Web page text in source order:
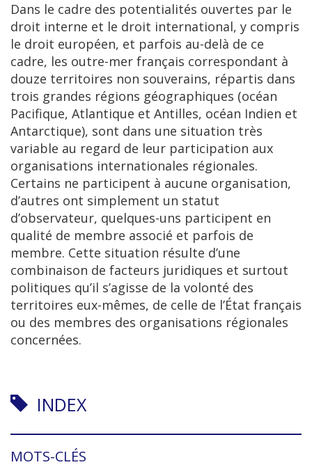
Dans le cadre des potentialités ouvertes par le
droit interne et le droit inter­national, y compris
le droit européen, et parfois au-delà de ce
cadre, les outre-mer français correspondant à
douze territoires non souverains, répartis dans
trois grandes régions géographiques (océan
Pacifique, Atlantique et Antilles, océan Indien et
Antarctique), sont dans une situation très
variable au regard de leur participation aux
organisations internationales régionales.
Certains ne participent à aucune organisation,
d’autres ont simplement un statut
d’observateur, quelques-uns participent en
qualité de membre associé et parfois de
membre. Cette situation résulte d’une
combinaison de facteurs juridiques et surtout
politiques qu’il s’agisse de la volonté des
territoires eux-mêmes, de celle de l’État français
ou des membres des organisations régionales
concernées.
INDEX
MOTS-CLÉS